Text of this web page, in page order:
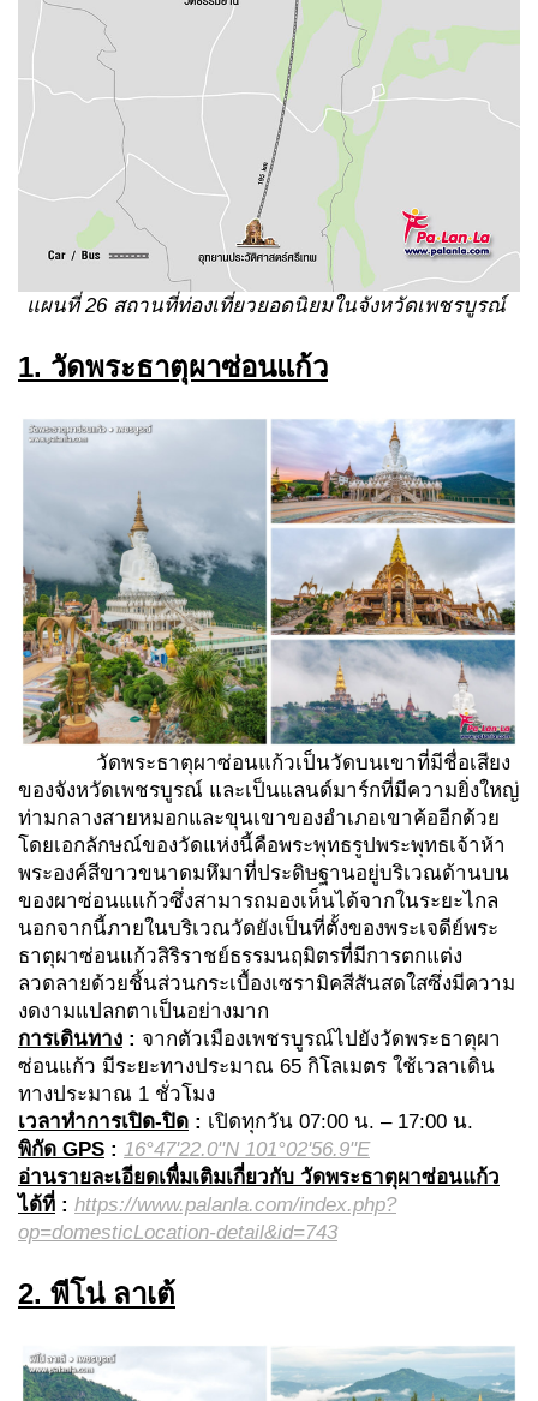
แผนที่ 26 สถานที่ท่องเที่ยวยอดนิยมในจังหวัดเพชรบูรณ์
1. วัดพระธาตุผาซ่อนแก้ว
วัดพระธาตุผาซ่อนแก้วเป็นวัดบนเขาที่มีชื่อเสียง
ของจังหวัดเพชรบูรณ์ และเป็นแลนด์มาร์กที่มีความยิ่งใหญ่
ท่ามกลางสายหมอกและขุนเขาของอำเภอเขาค้ออีกด้วย
โดยเอกลักษณ์ของวัดแห่งนี้คือพระพุทธรูปพระพุทธเจ้าห้า
พระองค์สีขาวขนาดมหึมาที่ประดิษฐานอยู่บริเวณด้านบน
ของผาซ่อนแแก้วซึ่งสามารถมองเห็นได้จากในระยะไกล
นอกจากนี้ภายในบริเวณวัดยังเป็นที่ตั้งของพระเจดีย์พระ
ธาตุผาซ่อนแก้วสิริราชย์ธรรมนฤมิตรที่มีการตกแต่ง
ลวดลายด้วยชิ้นส่วนกระเบื้องเซรามิคสีสันสดใสซึ่งมีความ
งดงามแปลกตาเป็นอย่างมาก
การเดินทาง : จากตัวเมืองเพชรบูรณ์ไปยังวัดพระธาตุผา
ซ่อนแก้ว มีระยะทางประมาณ 65 กิโลเมตร ใช้เวลาเดิน
ทางประมาณ 1 ชั่วโมง
เวลาทำการเปิด-ปิด : เปิดทุกวัน 07:00 น. – 17:00 น.
พิกัด GPS : 16°47'22.0"N 101°02'56.9"E
อ่านรายละเอียดเพื่มเติมเกี่ยวกับ วัดพระธาตุผาซ่อนแก้ว
ได้ที่ : https://www.palanla.com/index.php?
op=domesticLocation-detail&id=743
2. พีโน่ ลาเต้